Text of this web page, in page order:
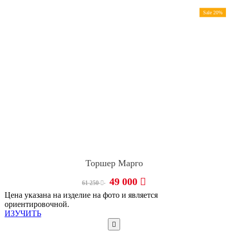
Sale 20%
Торшер Марго
61 250 49 000
Цена указана на изделие на фото и является
ориентировочной.
ИЗУЧИТЬ